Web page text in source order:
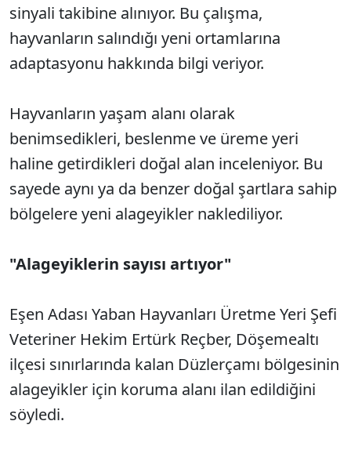
sinyali takibine alınıyor. Bu çalışma,
hayvanların salındığı yeni ortamlarına
adaptasyonu hakkında bilgi veriyor.
Hayvanların yaşam alanı olarak
benimsedikleri, beslenme ve üreme yeri
haline getirdikleri doğal alan inceleniyor. Bu
sayede aynı ya da benzer doğal şartlara sahip
bölgelere yeni alageyikler naklediliyor.
"Alageyiklerin sayısı artıyor"
Eşen Adası Yaban Hayvanları Üretme Yeri Şefi
Veteriner Hekim Ertürk Reçber, Döşemealtı
ilçesi sınırlarında kalan Düzlerçamı bölgesinin
alageyikler için koruma alanı ilan edildiğini
söyledi.